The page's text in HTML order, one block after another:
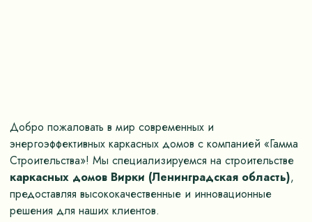
Добро пожаловать в мир современных и
энергоэффективных каркасных домов с компанией «Гамма
Строительства»! Мы специализируемся на строительстве
каркасных домов Вирки (Ленинградская область),
предоставляя высококачественные и инновационные
решения для наших клиентов.